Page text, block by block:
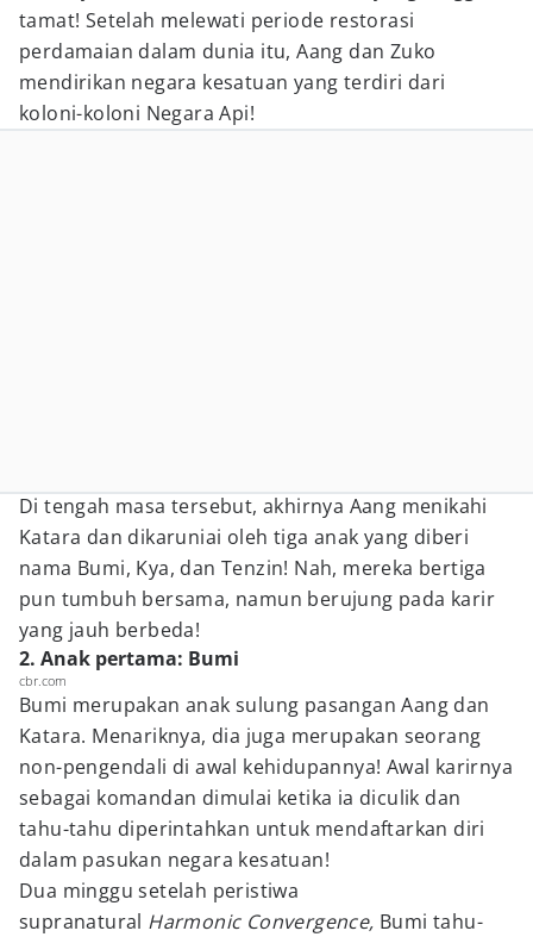
tamat! Setelah melewati periode restorasi
perdamaian dalam dunia itu, Aang dan Zuko
mendirikan negara kesatuan yang terdiri dari
koloni-koloni Negara Api!
Di tengah masa tersebut, akhirnya Aang menikahi
Katara dan dikaruniai oleh tiga anak yang diberi
nama Bumi, Kya, dan Tenzin! Nah, mereka bertiga
pun tumbuh bersama, namun berujung pada karir
yang jauh berbeda!
2. Anak pertama: Bumi
cbr.com
Bumi merupakan anak sulung pasangan Aang dan
Katara. Menariknya, dia juga merupakan seorang
non-pengendali di awal kehidupannya! Awal karirnya
sebagai komandan dimulai ketika ia diculik dan
tahu-tahu diperintahkan untuk mendaftarkan diri
dalam pasukan negara kesatuan!
Dua minggu setelah peristiwa
supranatural Harmonic Convergence, Bumi tahu-